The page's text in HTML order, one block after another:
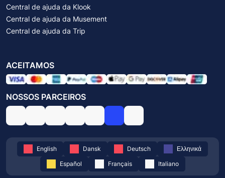
Central de ajuda da Klook
Central de ajuda da Musement
Central de ajuda da Trip
ACEITAMOS
NOSSOS PARCEIROS
English Dansk Deutsch
Ελληνικά
Español
Français Italiano